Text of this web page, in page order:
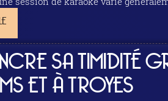
SA TIMIDITÉ
ET À TROYES